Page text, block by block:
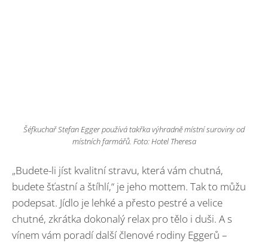
Šéfkuchař Stefan Egger používá takřka výhradně místní suroviny od
místních farmářů. Foto: Hotel Theresa
„Budete-li jíst kvalitní stravu, která vám chutná,
budete šťastní a štíhlí,“ je jeho mottem. Tak to můžu
podepsat. Jídlo je lehké a přesto pestré a velice
chutné, zkrátka dokonalý relax pro tělo i duši. A s
vínem vám poradí další členové rodiny Eggerů –